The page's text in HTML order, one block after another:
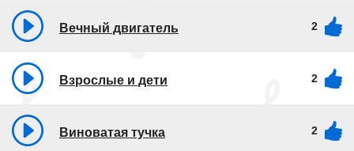
Вечный двигатель 2
Взрослые и дети 2
Виноватая тучка 2